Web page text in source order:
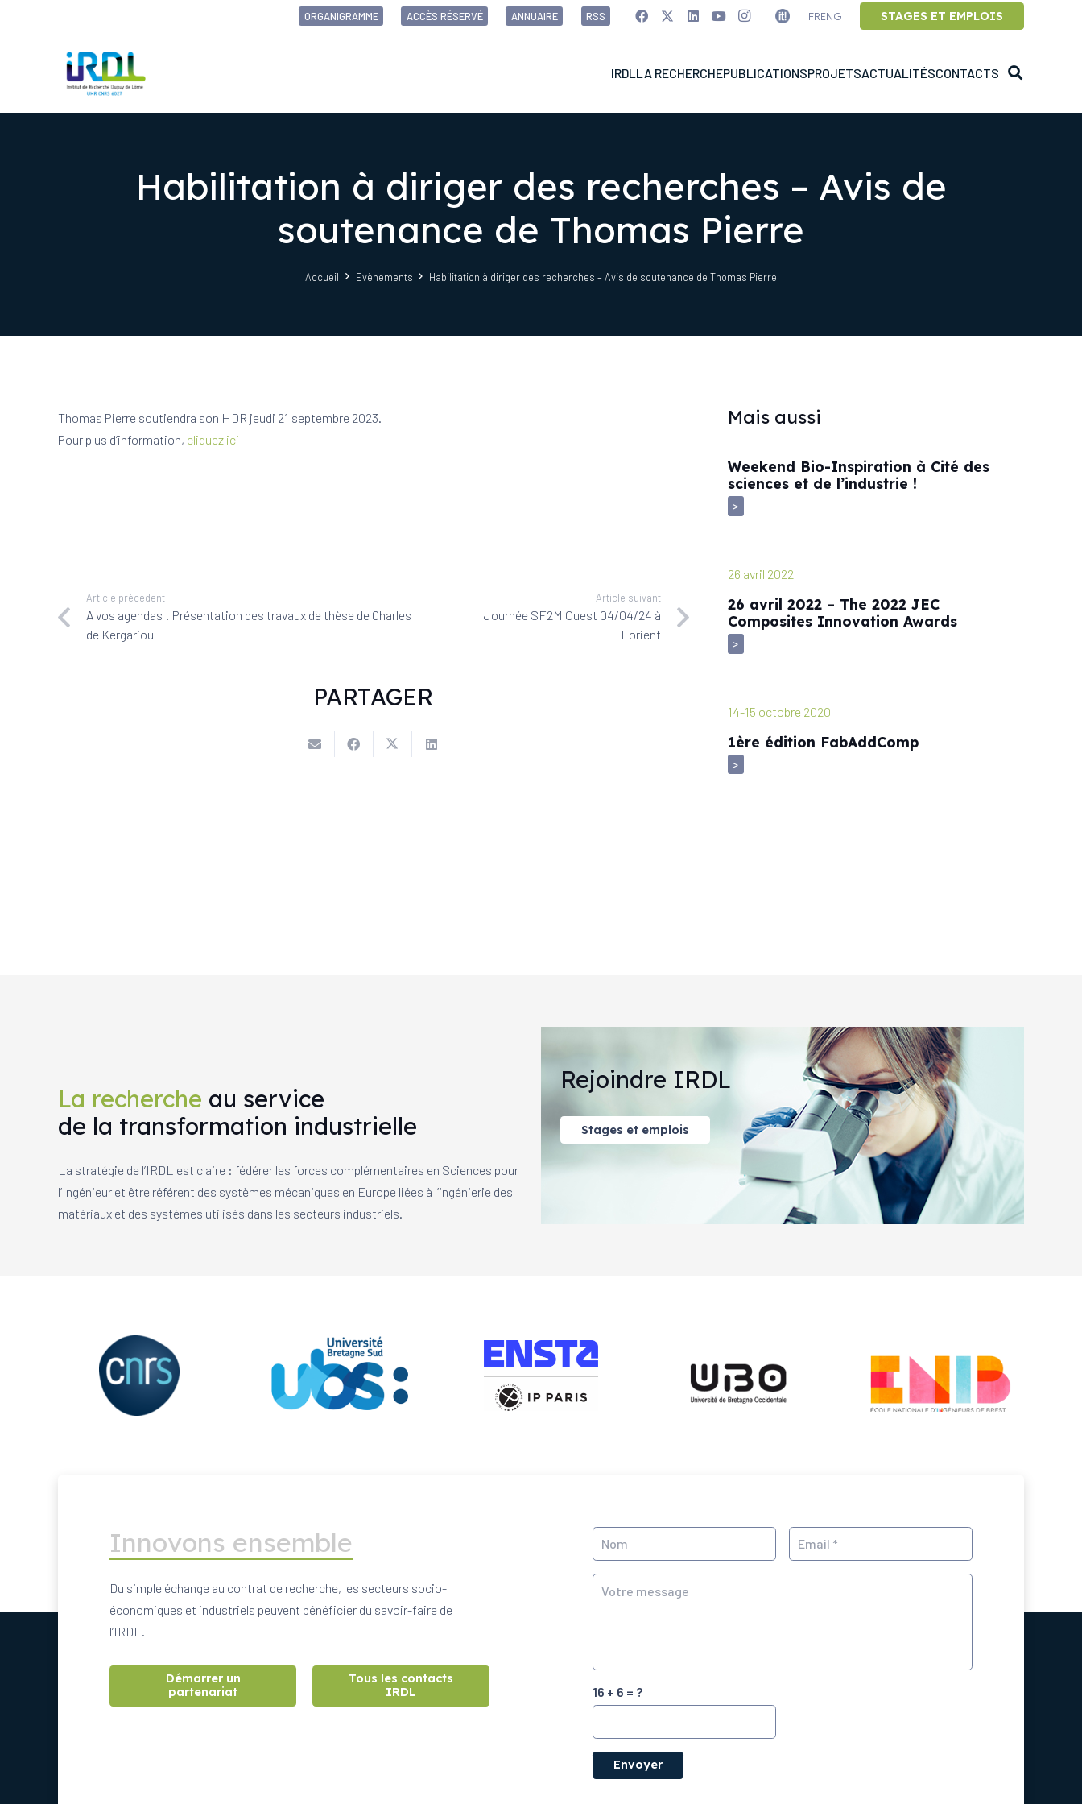
ORGANIGRAMME ACCÈS RÉSERVÉ ANNUAIRE RSS FRENG STAGES ET EMPLOIS
IRDL LA RECHERCHEPUBLICATIONSPROJETSACTUALITÉSCONTACTS
Habilitation à diriger des recherches – Avis de
soutenance de Thomas Pierre
Accueil Evènements Habilitation à diriger des recherches – Avis de soutenance de Thomas Pierre
Thomas Pierre soutiendra son HDR jeudi 21 septembre 2023.
Pour plus d’information, cliquez ici
Article précédent
A vos agendas ! Présentation des travaux de thèse de Charles
de Kergariou
Article suivant
Journée SF2M Ouest 04/04/24 à
Lorient
PARTAGER
Mais aussi
Weekend Bio-Inspiration à Cité des
sciences et de l’industrie !
>
26 avril 2022
26 avril 2022 – The 2022 JEC
Composites Innovation Awards
>
14-15 octobre 2020
1ère édition FabAddComp
>
La recherche au service
de la transformation industrielle
La stratégie de l’IRDL est claire : fédérer les forces complémentaires en Sciences pour
l’Ingénieur et être référent des systèmes mécaniques en Europe liées à l’ingénierie des
matériaux et des systèmes utilisés dans les secteurs industriels.
Rejoindre IRDL
Stages et emplois
Innovons ensemble
Du simple échange au contrat de recherche, les secteurs socio-
économiques et industriels peuvent bénéficier du savoir-faire de
l’IRDL.
Démarrer un
partenariat
Tous les contacts
IRDL
16 + 6 = ?
Envoyer